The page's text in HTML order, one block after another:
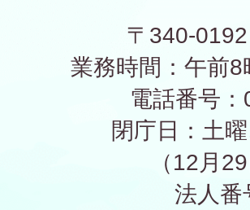
〒340-
業務時間：午前
電話番号
閉庁日：土
（12月
法人番